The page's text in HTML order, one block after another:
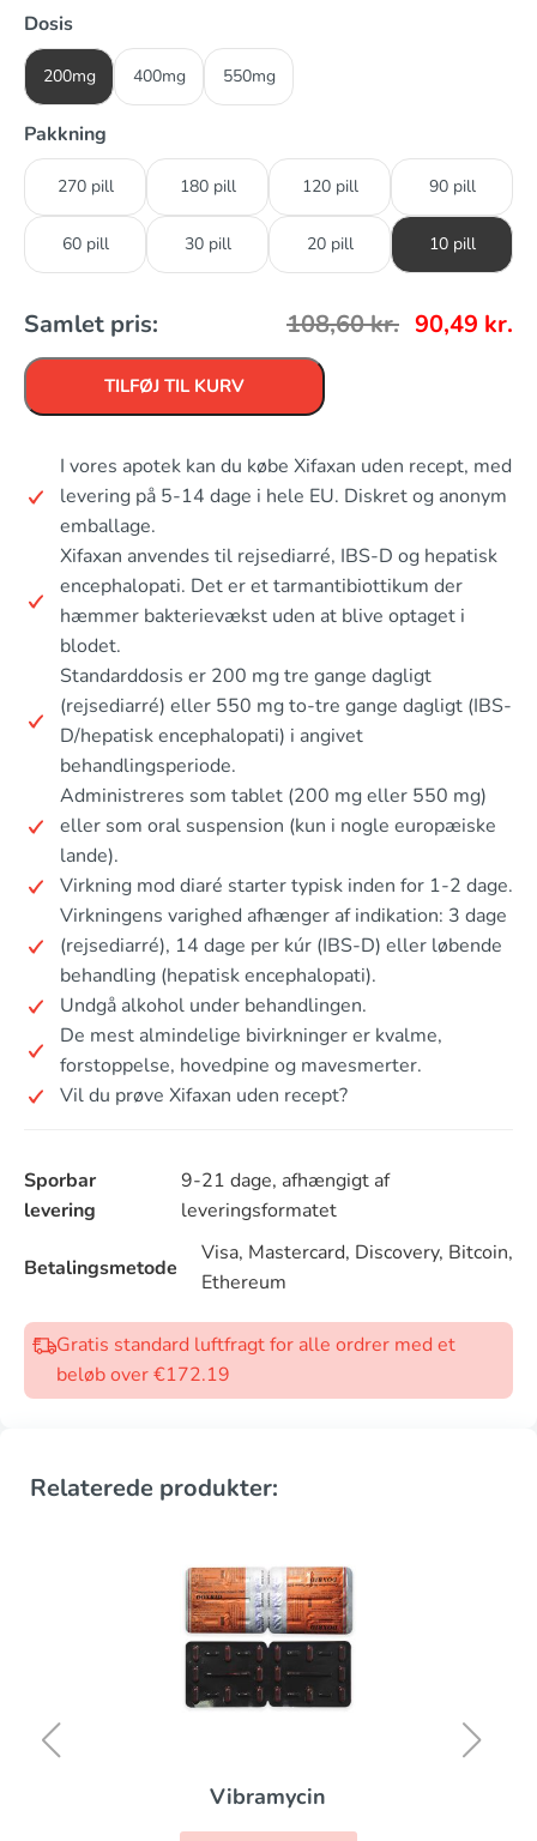
Dosis
200mg 400mg 550mg
Pakkning
270 pill 180 pill 120 pill 90 pill
60 pill 30 pill 20 pill 10 pill
Samlet pris: 108,60kr. 90,49 kr.
TILFØJ TIL KURV
I vores apotek kan du købe Xifaxan uden recept, med
levering på 5-14 dage i hele EU. Diskret og anonym
emballage.
Xifaxan anvendes til rejsediarré, IBS-D og hepatisk
encephalopati. Det er et tarmantibiottikum der
hæmmer bakterievækst uden at blive optaget i
blodet.
Standarddosis er 200 mg tre gange dagligt
(rejsediarré) eller 550 mg to-tre gange dagligt (IBS-
D/hepatisk encephalopati) i angivet
behandlingsperiode.
Administreres som tablet (200 mg eller 550 mg)
eller som oral suspension (kun i nogle europæiske
lande).
Virkning mod diaré starter typisk inden for 1-2 dage.
Virkningens varighed afhænger af indikation: 3 dage
(rejsediarré), 14 dage per kúr (IBS-D) eller løbende
behandling (hepatisk encephalopati).
Undgå alkohol under behandlingen.
De mest almindelige bivirkninger er kvalme,
forstoppelse, hovedpine og mavesmerter.
Vil du prøve Xifaxan uden recept?
Sporbar
levering
9-21 dage, afhængigt af
leveringsformatet
Betalingsmetode
Visa, Mastercard, Discovery, Bitcoin,
Ethereum
Gratis standard luftfragt for alle ordrer med et
beløb over €172.19
Relaterede produkter:
Vibramycin